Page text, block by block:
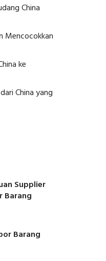
China
Mencocokkan
ke
China yang
Supplier
Barang
Barang